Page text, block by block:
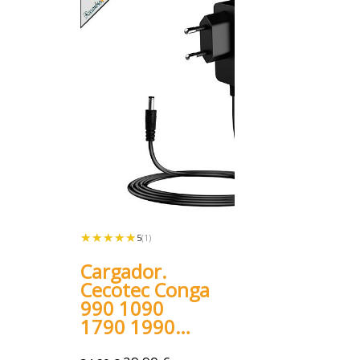
★★★★★
★★★★★ 5(1)
Cargador.
Cecotec Conga
990 1090
1790 1990